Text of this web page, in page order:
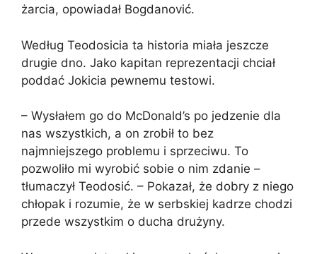
żarcia, opowiadał Bogdanović.
Według Teodosicia ta historia miała jeszcze
drugie dno. Jako kapitan reprezentacji chciał
poddać Jokicia pewnemu testowi.
– Wysłałem go do McDonald’s po jedzenie dla
nas wszystkich, a on zrobił to bez
najmniejszego problemu i sprzeciwu. To
pozwoliło mi wyrobić sobie o nim zdanie –
tłumaczył Teodosić. – Pokazał, że dobry z niego
chłopak i rozumie, że w serbskiej kadrze chodzi
przede wszystkim o ducha drużyny.